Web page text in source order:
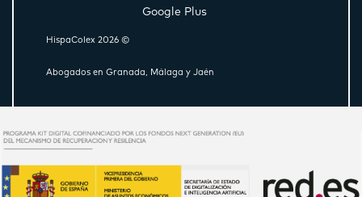
Google Plus
HispaColex 2026 ©
Abogados en Granada, Málaga y Jaén